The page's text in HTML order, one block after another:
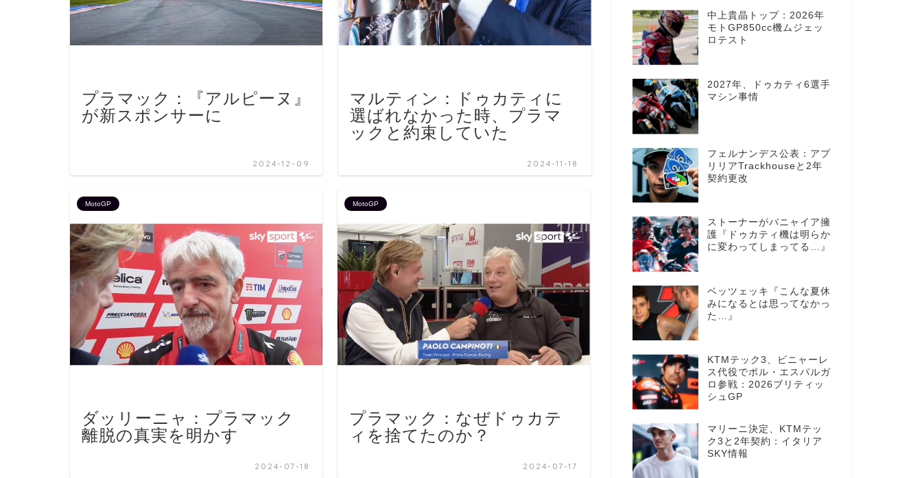
プラマック：『アルピーヌ』
が新スポンサーに
2024-12-09
マルティン：ドゥカティに
選ばれなかった時、プラマ
ックと約束していた
2024-11-18
MotoGP
ダッリーニャ：プラマック
離脱の真実を明かす
2024-07-18
MotoGP
プラマック：なぜドゥカテ
ィを捨てたのか？
2024-07-17
中上貴晶トップ：2026年
モトGP850cc機ムジェッ
ロテスト
2027年、ドゥカティ6選手
マシン事情
フェルナンデス公表：アプ
リリアTrackhouseと2年
契約更改
ストーナーがバニャイア擁
護『ドゥカティ機は明らか
に変わってしまってる…』
ベッツェッキ『こんな夏休
みになるとは思ってなかっ
た…』
KTMテック3、ビニャーレ
ス代役でポル・エスパルガ
ロ参戦：2026ブリティッ
シュGP
マリーニ決定、KTMテッ
ク3と2年契約：イタリア
SKY情報